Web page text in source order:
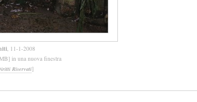
, 11-1-2008
in una nuova finestra
Riservati]